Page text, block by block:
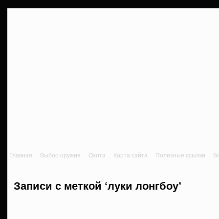
Главная Выбор оружия Охота Карта сайта Полезные ссылки
Записи с меткой ‘луки лонгбоу’